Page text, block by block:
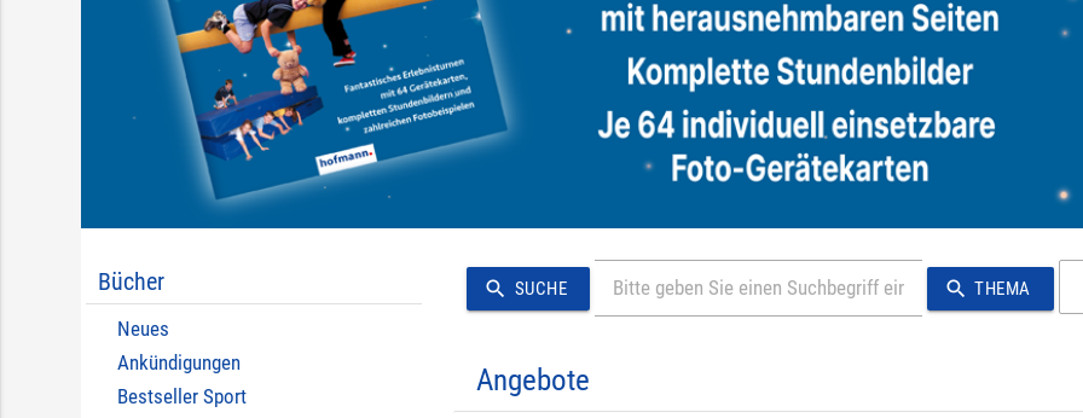
Bücher
Neues
Ankündigungen
Bestseller Sport
search SUCHE search THEMA
Angebote